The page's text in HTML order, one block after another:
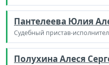
Пантелеева Юлия
Судебный пристав-
Полухина Алеся